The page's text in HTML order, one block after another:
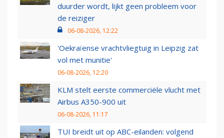
duurder wordt, lijkt geen probleem voor
de reiziger
06-08-2026, 12:22
'Oekraïense vrachtvliegtuig in Leipzig zat
vol met munitie'
06-08-2026, 12:20
KLM stelt eerste commerciële vlucht met
Airbus A350-900 uit
06-08-2026, 11:17
TUI breidt uit op ABC-eilanden: volgend